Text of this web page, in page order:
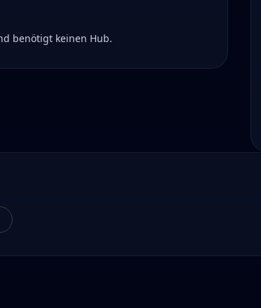
benötigt keinen Hub.